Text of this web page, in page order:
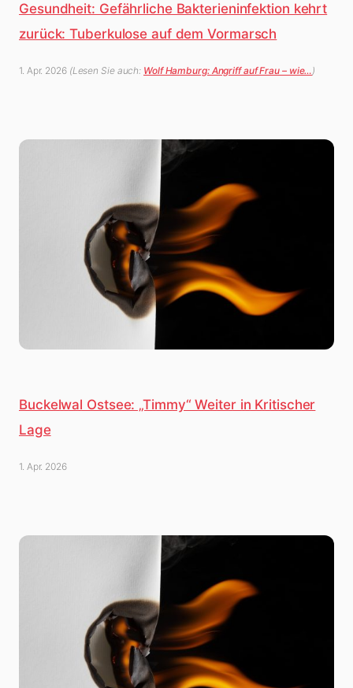
Gesundheit: Gefährliche Bakterieninfektion kehrt
zurück: Tuberkulose auf dem Vormarsch
1. Apr. 2026 (Lesen Sie auch: Wolf Hamburg: Angriff auf Frau – wie…)
Buckelwal Ostsee: „Timmy“ Weiter in Kritischer
Lage
1. Apr. 2026